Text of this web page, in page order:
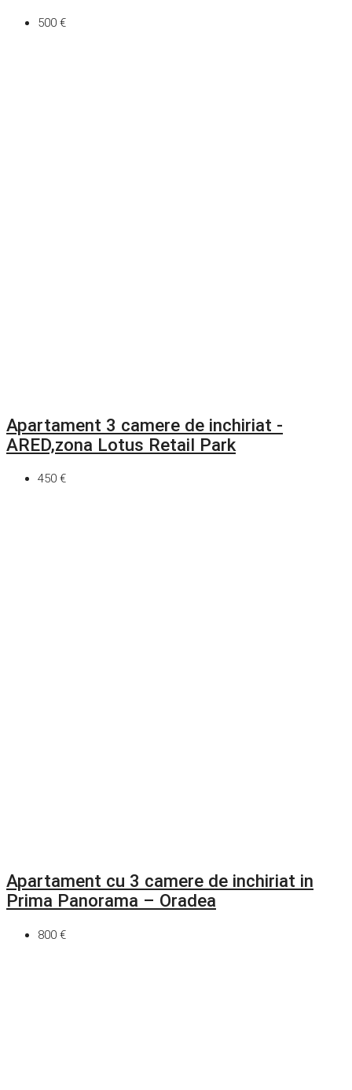
500 €
Apartament 3 camere de inchiriat -
ARED,zona Lotus Retail Park
450 €
Apartament cu 3 camere de inchiriat in
Prima Panorama – Oradea
800 €